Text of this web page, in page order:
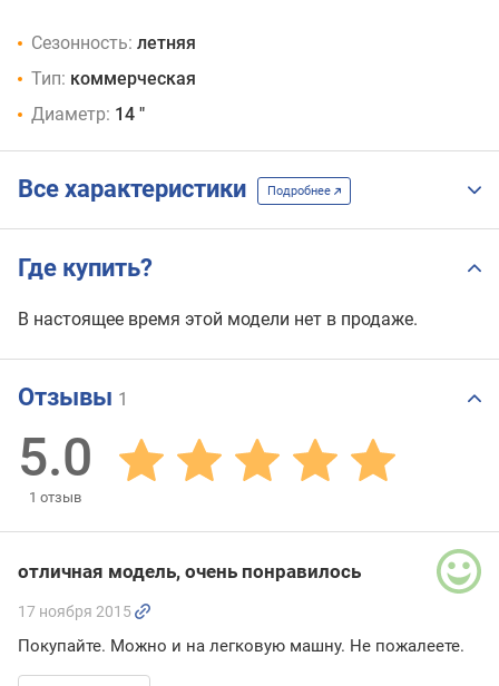
Сезонность: летняя
Тип: коммерческая
Диаметр: 14 "
Все характеристики Подробнее
Где купить?
В настоящее время этой модели нет в продаже.
Отзывы 1
5.0
1 отзыв
отличная модель, очень понравилось
17 ноября 2015
Покупайте. Можно и на легковую машну. Не пожалеете.